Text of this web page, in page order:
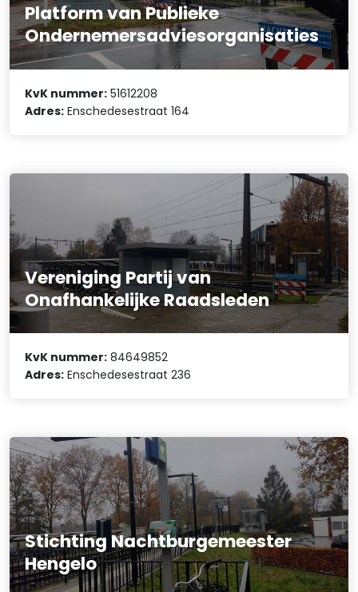
Platform van Publieke
Ondernemersadviesorganisaties
KvK nummer: 51612208
Adres: Enschedesestraat 164
Vereniging Partij van
Onafhankelijke Raadsleden
KvK nummer: 84649852
Adres: Enschedesestraat 236
Stichting Nachtburgemeester
Hengelo